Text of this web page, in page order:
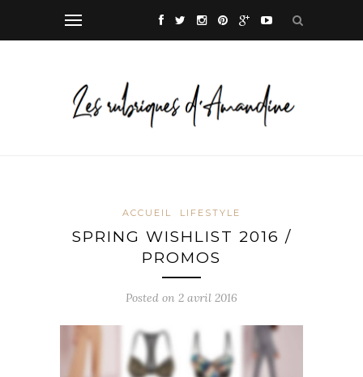
ACCUEIL LIFESTYLE
SPRING WISHLIST 2016 /
PROMOS
Posted on 2 avril 2016